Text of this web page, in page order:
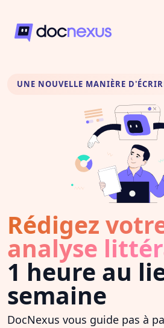
UNE NOUVELLE MANIÈRE
Rédigez
analyse
1 heure au
semaine
DocNexus vous guide pas à